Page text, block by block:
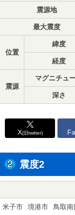
震源地
最大震度
位置
緯度
経度
震源
マグニチュ
深さ
X(旧twitter)
震度2
米子市 境港市 鳥取